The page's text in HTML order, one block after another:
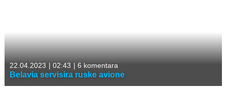
22.04.2023 | 02:43 | 6 komentara
Belavia servisira ruske avione